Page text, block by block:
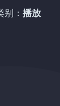
： 播放